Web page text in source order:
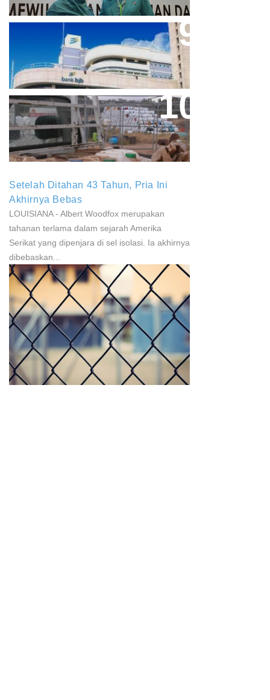
Aher Minta Pemerintah Pusat
Masukan Kembali BJB Sebagai
Penyalur KUR
Paparan Pestisida Sebabkan
Parkinson Dan Kanker
Setelah Ditahan 43 Tahun, Pria Ini
Akhirnya Bebas
LOUISIANA - Albert Woodfox merupakan
tahanan terlama dalam sejarah Amerika
Serikat yang dipenjara di sel isolasi. Ia akhirnya
dibebaskan...